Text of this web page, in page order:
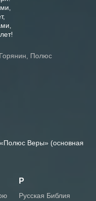
Полюс
«Полюс Веры» (основная
Р
Русская Библия